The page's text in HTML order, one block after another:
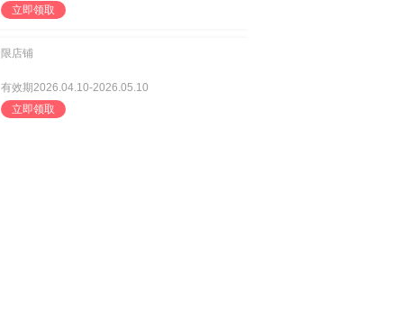
立即领取
限店铺
有效期2026.04.10-2026.05.10
立即领取